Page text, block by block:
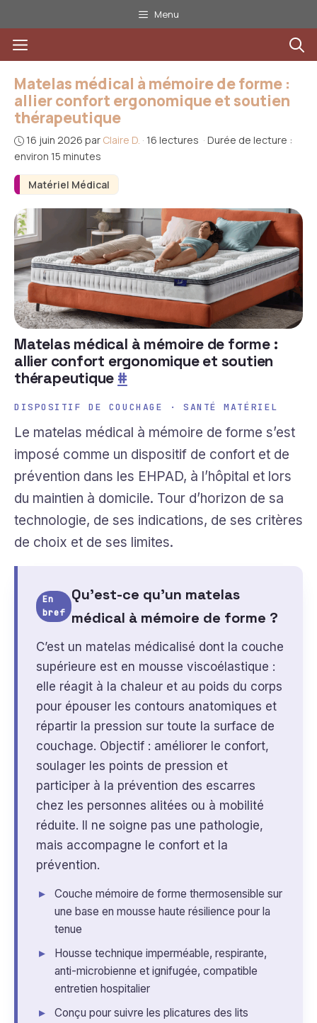
au
contenu
Menu
Menu
Matériel Médical
Matelas médical à mémoire de forme :
allier confort ergonomique et soutien
thérapeutique
16 juin 2026 par Claire D. · 16 lectures · Durée de lecture :
environ 15 minutes
Matelas médical à mémoire de forme :
allier confort ergonomique et soutien
thérapeutique #
DISPOSITIF DE COUCHAGE · SANTÉ MATÉRIEL
Le matelas médical à mémoire de forme s’est
imposé comme un dispositif de confort et de
prévention dans les EHPAD, à l’hôpital et lors
du maintien à domicile. Tour d’horizon de sa
technologie, de ses indications, de ses critères
de choix et de ses limites.
En
bref
Qu’est-ce qu’un matelas
médical à mémoire de forme ?
C’est un matelas médicalisé dont la couche
supérieure est en mousse viscoélastique :
elle réagit à la chaleur et au poids du corps
pour épouser les contours anatomiques et
répartir la pression sur toute la surface de
couchage. Objectif : améliorer le confort,
soulager les points de pression et
participer à la prévention des escarres
chez les personnes alitées ou à mobilité
réduite. Il ne soigne pas une pathologie,
mais accompagne le confort et la
prévention.
Couche mémoire de forme thermosensible sur
une base en mousse haute résilience pour la
tenue
Housse technique imperméable, respirante,
anti-microbienne et ignifugée, compatible
entretien hospitalier
Conçu pour suivre les plicatures des lits